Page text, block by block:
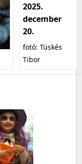
2025.
december
20.
fotó: Tüskés
Tibor